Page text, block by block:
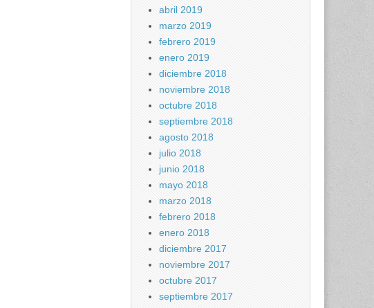
abril 2019
marzo 2019
febrero 2019
enero 2019
diciembre 2018
noviembre 2018
octubre 2018
septiembre 2018
agosto 2018
julio 2018
junio 2018
mayo 2018
marzo 2018
febrero 2018
enero 2018
diciembre 2017
noviembre 2017
octubre 2017
septiembre 2017